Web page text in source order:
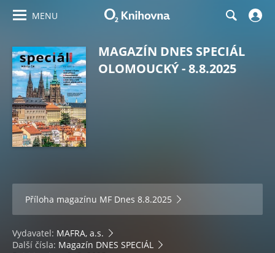
MENU
MAGAZÍN DNES SPECIÁL
OLOMOUCKÝ - 8.8.2025
Příloha magazínu MF Dnes 8.8.2025
Vydavatel: MAFRA, a.s.
Další čísla: Magazín DNES SPECIÁL